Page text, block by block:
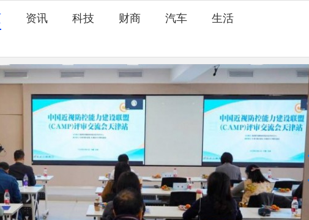
资讯 科技 财商 汽车 生活